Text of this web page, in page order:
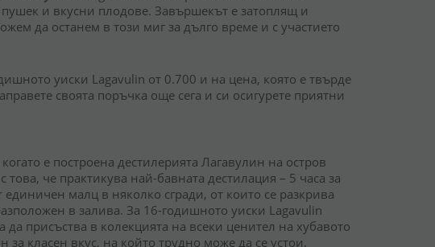
и вкусни плодове. Завършекът е затоплящ и
да останем в този миг за дълго време и с участието
уиски Lagavulin от 0.700 и на цена, която е твърде
своята поръчка още сега и си осигурете приятни
е построена дестилерията Лагавулин на остров
че практикува най-бавната дестилация – 5 часа за
единичен малц в няколко сгради, от които се разкрива
в залива. За 16-годишното уиски Lagavulin
присъства в колекцията на всеки ценител на хубавото
за класен вкус, на който трудно може да се устои.